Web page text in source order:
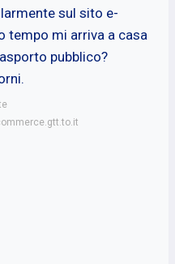
sul sito e-
tempo mi arriva a casa
pubblico?